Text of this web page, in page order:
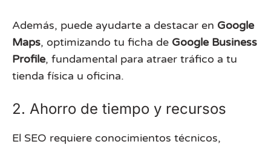
Además, puede ayudarte a destacar en Google
Maps, optimizando tu ficha de Google Business
Profile, fundamental para atraer tráfico a tu
tienda física u oficina.
2. Ahorro de tiempo y recursos
El SEO requiere conocimientos técnicos,